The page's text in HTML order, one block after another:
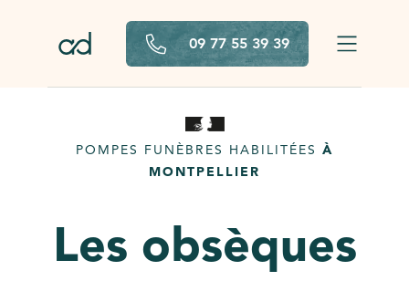
09 77 55 39 39
POMPES FUNÈBRES HABILITÉES À
MONTPELLIER
Les obsèques